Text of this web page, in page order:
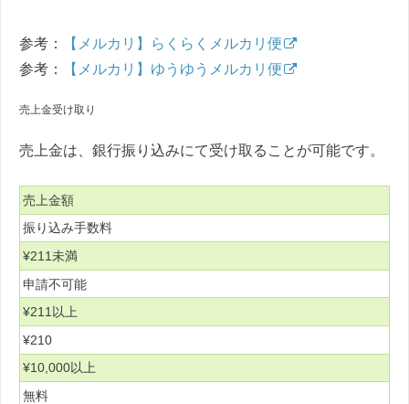
参考：
【メルカリ】らくらくメルカリ便
参考：
【メルカリ】ゆうゆうメルカリ便
売上金受け取り
売上金は、銀行振り込みにて受け取ることが可能です。
売上金額
振り込み手数料
¥211未満
申請不可能
¥211以上
¥210
¥10,000以上
無料